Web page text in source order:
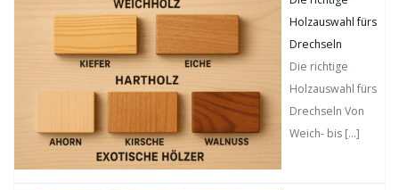
Holzauswahl fürs
Drechseln
Die richtige
Holzauswahl fürs
Drechseln Von
Weich- bis […]